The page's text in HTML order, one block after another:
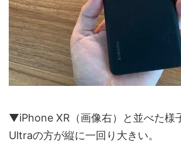
▼iPhone XR（画像右）と並べた様
Ultraの方が縦に一回り大きい。